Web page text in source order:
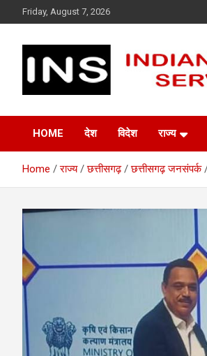
to
Friday, August 7, 2026
Indian News
HOME देश विदेश राज्य
Home राज्य छत्तीसगढ़ छत्तीसगढ़ जनसंपर्क